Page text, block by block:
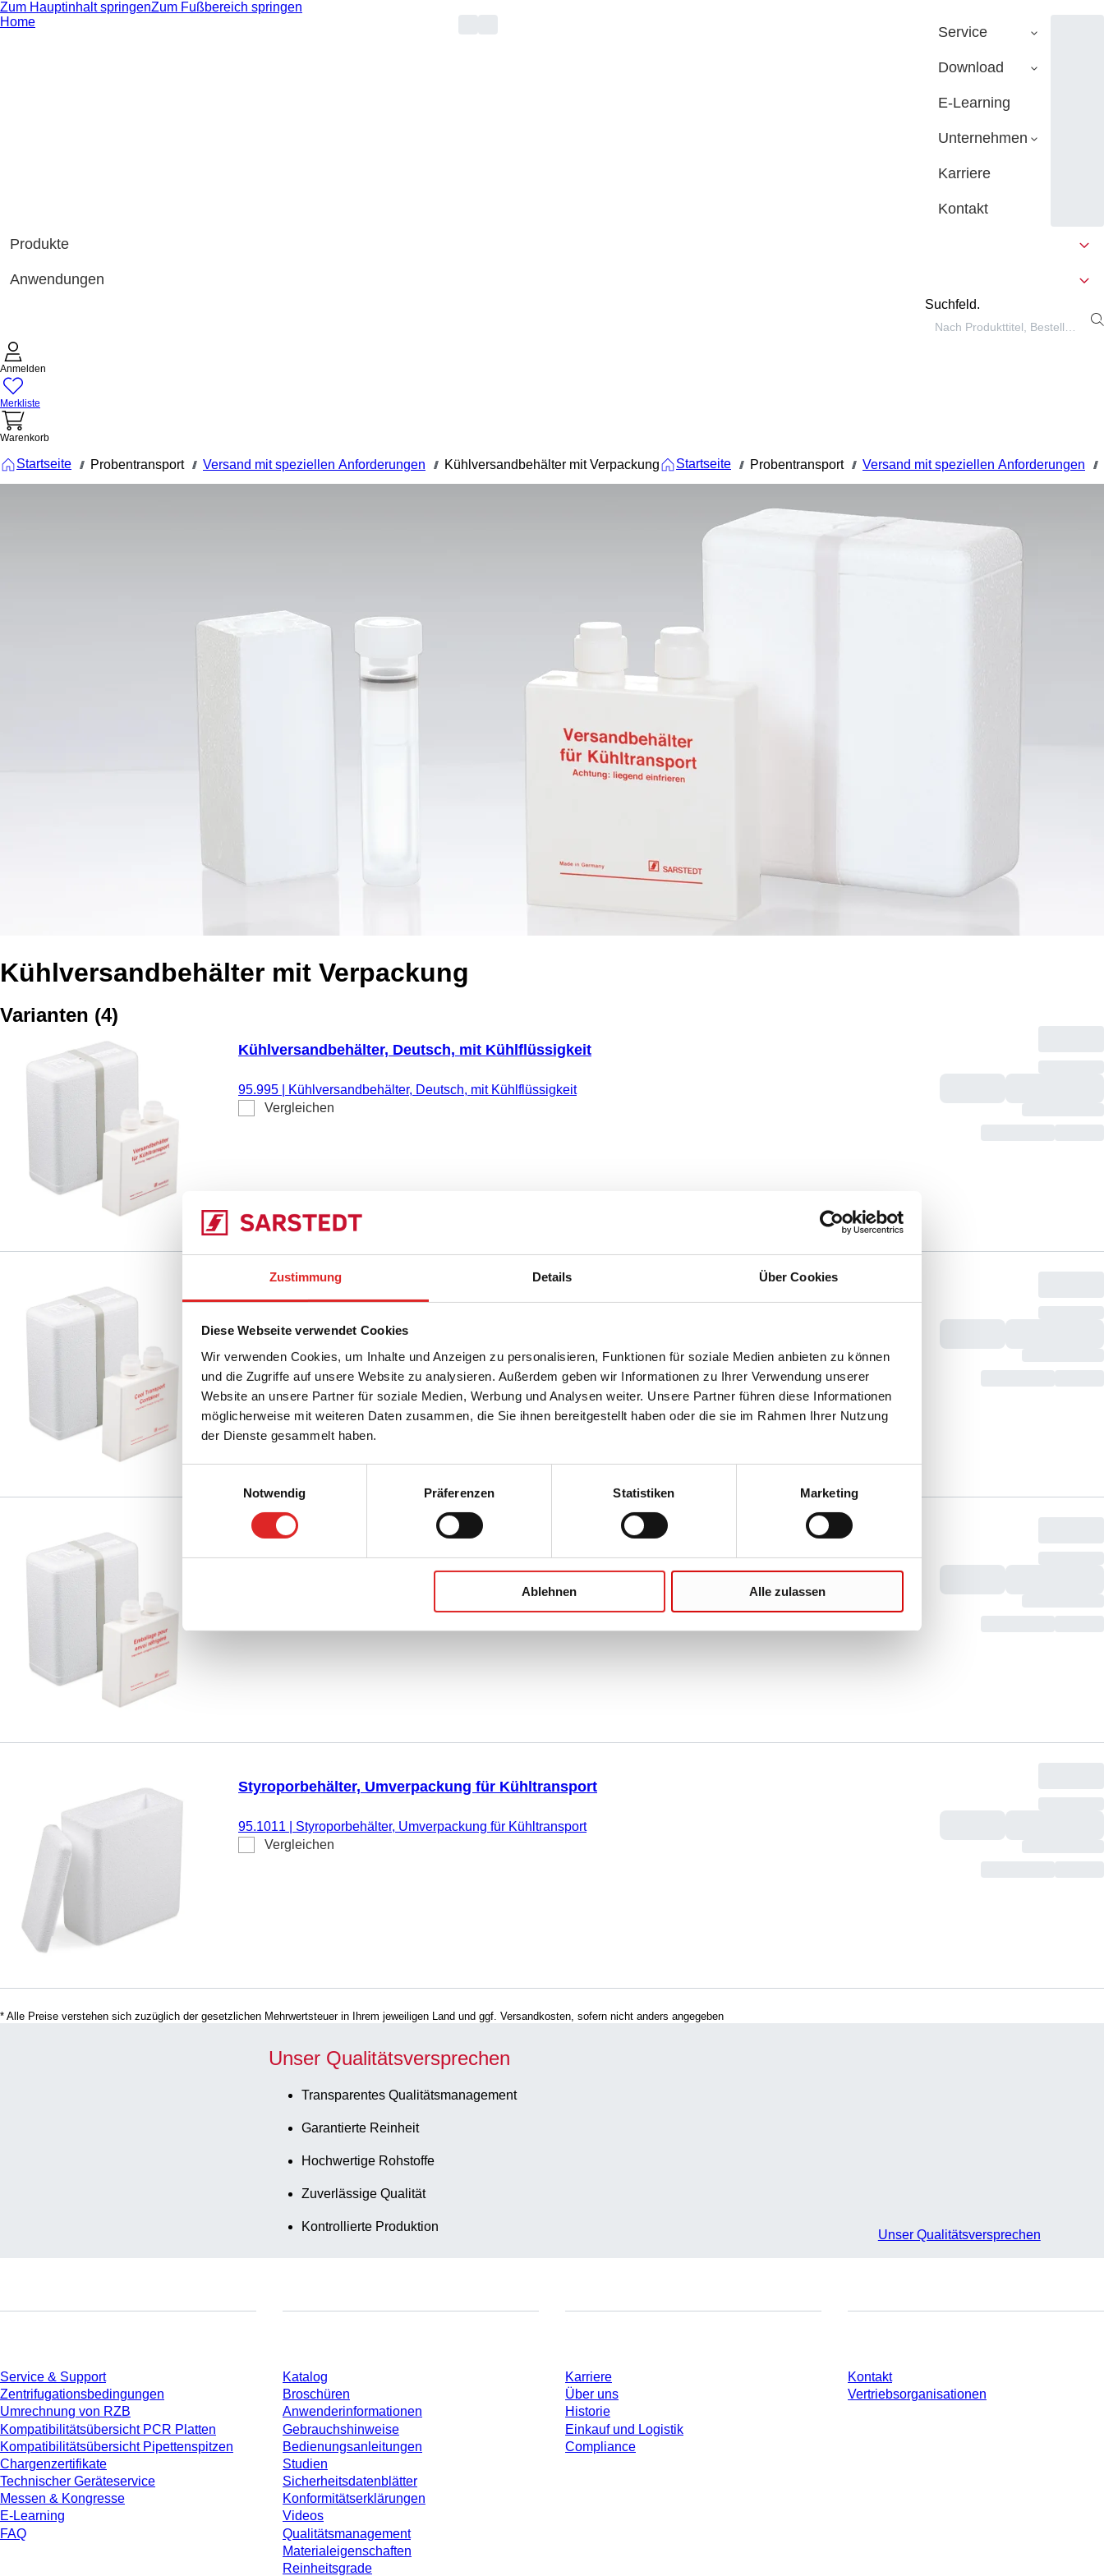
Zustimmung Details Über Cookies
Diese Webseite verwendet Cookies
Wir verwenden Cookies, um Inhalte und Anzeigen zu personalisieren, Funktionen für soziale Medien anbieten zu können
und die Zugriffe auf unsere Website zu analysieren. Außerdem geben wir Informationen zu Ihrer Verwendung unserer
Website an unsere Partner für soziale Medien, Werbung und Analysen weiter. Unsere Partner führen diese Informationen
möglicherweise mit weiteren Daten zusammen, die Sie ihnen bereitgestellt haben oder die sie im Rahmen Ihrer Nutzung
der Dienste gesammelt haben.
Notwendig
Präferenzen Statistiken Marketing
Ablehnen Alle zulassen
Zum Hauptinhalt springenZum Fußbereich springen
Home
Service
Download
E-Learning
Unternehmen
Karriere
Kontakt
Produkte
Anwendungen
Suchfeld.
Anmelden
Merkliste
Warenkorb
Startseite /// Probentransport /// Versand mit speziellen Anforderungen /// Kühlversandbehälter mit Verpackung Startseite /// Probentransport /// Versand mit speziellen Anforderungen ///
Kühlversandbehälter mit Verpackung
Varianten (4)
Kühlversandbehälter, Deutsch, mit Kühlflüssigkeit
95.995
Kühlversandbehälter, Deutsch, mit Kühlflüssigkeit
Vergleichen
95.1123| Kühlversandbehälter, Englisch, mit Kühlflüssigkeit
Vergleichen
Kühlversandbehälter, Französisch, mit
Kühlflüssigkeit
Kühlversandbehälter, Französisch, mit Kühlflüssigkeit
Styroporbehälter, Umverpackung für Kühltransport
95.1011
Styroporbehälter, Umverpackung für Kühltransport
Vergleichen
* Alle Preise verstehen sich zuzüglich der gesetzlichen Mehrwertsteuer in Ihrem jeweiligen Land und ggf. Versandkosten, sofern nicht anders angegeben
Unser Qualitätsversprechen
Transparentes Qualitätsmanagement
Garantierte Reinheit
Hochwertige Rohstoffe
Zuverlässige Qualität
Kontrollierte Produktion
Unser Qualitätsversprechen
Service & Support
Zentrifugationsbedingungen
Umrechnung von RZB
Kompatibilitätsübersicht PCR Platten
Kompatibilitätsübersicht Pipettenspitzen
Chargenzertifikate
Technischer Geräteservice
Messen & Kongresse
E-Learning
FAQ
Katalog
Broschüren
Anwenderinformationen
Gebrauchshinweise
Bedienungsanleitungen
Studien
Sicherheitsdatenblätter
Konformitätserklärungen
Videos
Qualitätsmanagement
Materialeigenschaften
Reinheitsgrade
Karriere
Über uns
Historie
Einkauf und Logistik
Compliance
Kontakt
Vertriebsorganisationen